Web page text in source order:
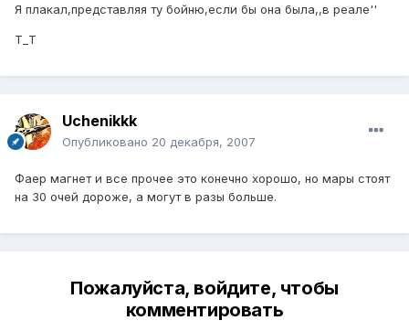
Я плакал,представляя ту бойню,если бы она была,,в реале''
Т_Т
Uchenikkk
Опубликовано 20 декабря, 2007
Фаер магнет и все прочее это конечно хорошо, но мары стоят
на 30 очей дороже, а могут в разы больше.
Пожалуйста, войдите, чтобы
комментировать